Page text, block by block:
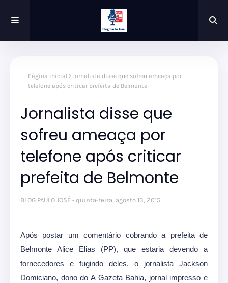
Página inicial
Jornalista disse que sofreu ameaça por
telefone após criticar prefeita de Belmonte
Jornalista disse que
sofreu ameaça por
telefone após criticar
prefeita de Belmonte
BLOG PAULO JOSÉ quinta-feira, agosto 13, 2015
Após postar um comentário cobrando a prefeita de
Belmonte Alice Elias (PP), que estaria devendo a
fornecedores e fugindo deles, o jornalista Jackson
Domiciano, dono do A Gazeta Bahia, jornal impresso e